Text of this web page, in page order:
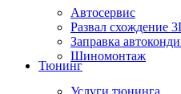
Автосервис
Развал схождение
Заправка
Шиномонтаж
Тюнинг